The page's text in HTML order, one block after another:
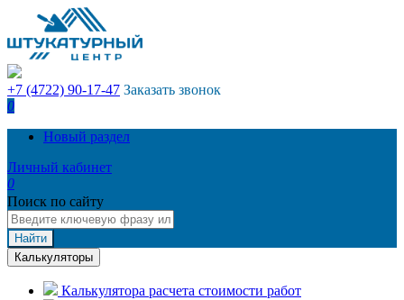
+7 (4722) 90-17-47 Заказать звонок
0
Новый раздел
Личный кабинет
0
Поиск по сайту
Найти
Калькуляторы
Калькулятора расчета стоимости работ